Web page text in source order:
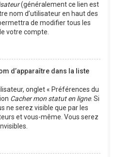
(généralement ce lien est
nom d’utilisateur en haut des
de modifier tous les
votre compte.
d’apparaître dans la liste
onglet « Préférences du
Cacher mon statut en ligne. Si
ne serez visible que par les
et vous-même. Vous serez